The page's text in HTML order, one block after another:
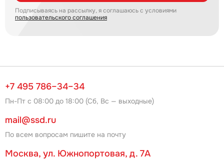
Подписываясь на рассылку, я соглашаюсь с условиями
пользовательского соглашения
+7 495 786–34–34
Пн-Пт с 08:00 до 18:00 (Сб, Вс — выходные)
mail@ssd.ru
По всем вопросам пишите на почту
Москва, ул. Южнопортовая, д. 7А